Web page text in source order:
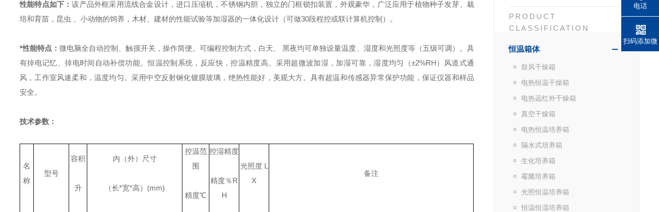
PRODUCT
CLASSIFICATION
恒温箱体
鼓风干燥箱
电热恒温干燥箱
电热远红外干燥箱
真空干燥箱
电热恒温培养箱
隔水式培养箱
生化培养箱
霉菌培养箱
光照恒温培养箱
恒温恒湿培养箱
性能特点如下：该产品外框采用流线合金设计，进口压缩机，不锈钢内胆，独立的门框锁扣装置，外观豪华，广泛应用于植物种子发芽、栽
培和育苗，昆虫 、小动物的饲养，木材、建材的性能试验等加湿器的一体化设计（可做30段程控或联计算机控制）。
*性能特点：微电脑全自动控制、触摸开关，操作简便。 可编程控制方式，白天、 黑夜均可单独设量温度、湿度和光照度等（五级可调）。 具
有掉电记忆、掉电时间自动补偿功能。恒温控制系统，反应快，控温精度高。 采用超微波加湿，加湿可靠，湿度均匀（±2%RH）
风道式通
风，工作室风速柔和，温度均匀。 采用中空反射钢化镀膜玻璃，绝热性能好，美观大方。 具有超温和传感器异常保护功能，保证仪器和样品
安全。
技术参数：
名
称
型号
容积
升
内（外）尺寸
（长*宽*高） (mm)
控温范
围
精度℃
控湿精度
精度％R
H
光照度L
X
备注
电话
扫码添加微
信